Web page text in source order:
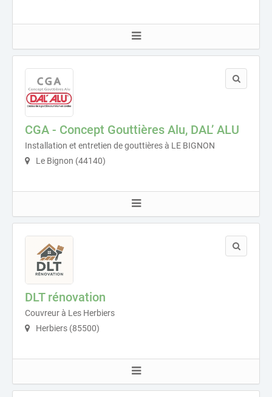
CGA - Concept Gouttières Alu, DAL’ ALU
Installation et entretien de gouttières à LE BIGNON
Le Bignon (44140)
DLT rénovation
Couvreur à Les Herbiers
Herbiers (85500)